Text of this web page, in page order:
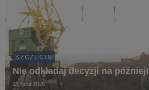
SZCZECIN
Nie odkładaj decyzji na później!
27 lipca 2026